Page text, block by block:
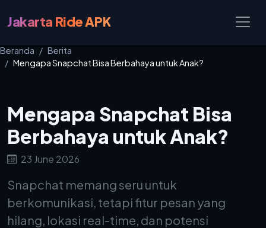
Jakarta Ride APK
Beranda
Berita
Mengapa Snapchat Bisa Berbahaya untuk Anak?
Mengapa Snapchat Bisa
Berbahaya untuk Anak?
23 June 2026
Snapchat memang seru untuk
berkomunikasi, tetapi fitur pesan yang
hilang, lokasi real-time, dan potensi